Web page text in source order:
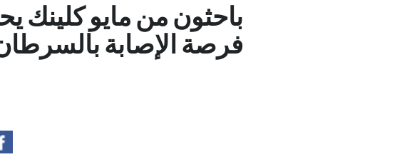
باحثون من مايو كلينك
فرصة الإصابة